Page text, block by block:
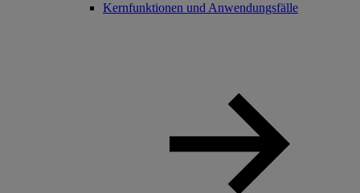
Kernfunktionen und Anwendungsfälle